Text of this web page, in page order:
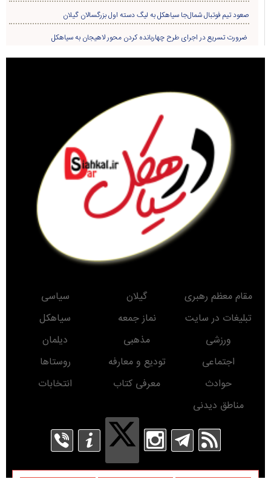
صعود تیم فوتبال شمال‌جا‌ سیاهکل به لیگ دسته اول بزرگسالان گیلان
ضرورت تسریع در اجرای طرح چهاربانده کردن محور لاهیجان به سیاهکل
مقام معظم رهبری گیلان
سیاسی
تبلیغات در سایت
نماز جمعه
سیاهکل
ورزشی
مذهبی
دیلمان
اجتماعی
تودیع و معارفه
روستاها
حوادث
معرفی کتاب
انتخابات
مناطق دیدنی